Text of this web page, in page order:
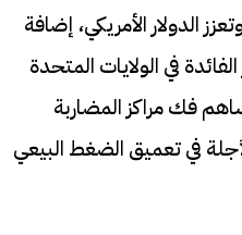
الدولار الأمريكي، إضافة
في الولايات المتحدة
فك مراكز المضاربة
في تعميق الضغط البيعي